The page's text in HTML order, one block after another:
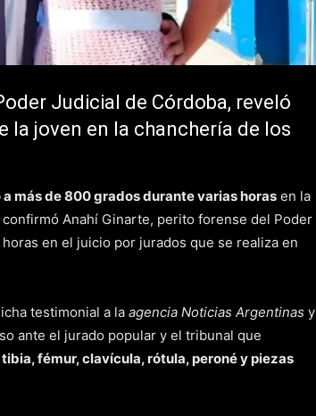
Judicial de Córdoba, reveló
la joven en la chanchería de los
más de 800 grados durante varias horas en la
Anahí Ginarte, perito forense del Poder
en el juicio por jurados que se realiza en
testimonial a la agencia Noticias Argentinas y
ante el jurado popular y el tribunal que
fémur, clavícula, rótula, peroné y piezas